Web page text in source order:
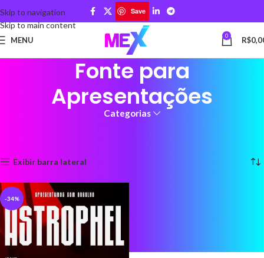
Skip to navigation
Skip to main content
Save
MENU 0 R$
Fonte para
Apresentações
Categorias
Exibir barra lateral
-34%